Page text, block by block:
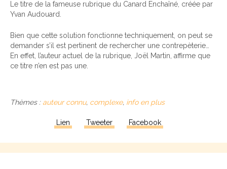
Le titre de la fameuse rubrique du Canard Enchaîné, créée par
Yvan Audouard.
Bien que cette solution fonctionne techniquement, on peut se
demander s’il est pertinent de rechercher une contrepèterie…
En effet, l’auteur actuel de la rubrique, Joël Martin, affirme que
ce titre n’en est pas une.
Thèmes : auteur connu, complexe, info en plus
Lien Tweeter Facebook